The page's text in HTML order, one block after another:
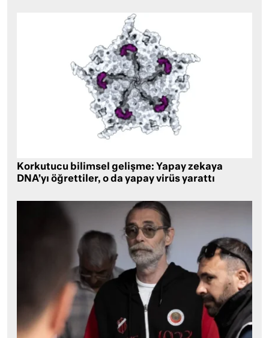
Korkutucu bilimsel gelişme: Yapay zekaya
DNA’yı öğrettiler, o da yapay virüs yarattı